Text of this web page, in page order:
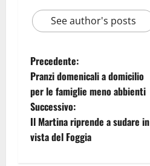
See author's posts
Precedente:
Pranzi domenicali a domicilio
per le famiglie meno abbienti
Successivo:
Il Martina riprende a sudare in
vista del Foggia